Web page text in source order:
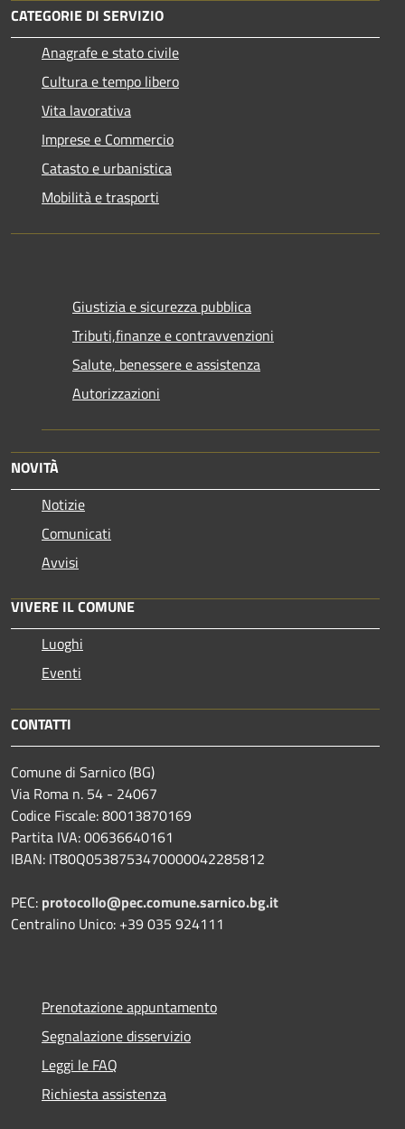
CATEGORIE DI SERVIZIO
Anagrafe e stato civile
Cultura e tempo libero
Vita lavorativa
Imprese e Commercio
Catasto e urbanistica
Mobilità e trasporti
Giustizia e sicurezza pubblica
Tributi,finanze e contravvenzioni
Salute, benessere e assistenza
Autorizzazioni
NOVITÀ
Notizie
Comunicati
Avvisi
VIVERE IL COMUNE
Luoghi
Eventi
CONTATTI
Comune di Sarnico (BG)
Via Roma n. 54 - 24067
Codice Fiscale: 80013870169
Partita IVA: 00636640161
IBAN: IT80Q0538753470000042285812
PEC: protocollo@pec.comune.sarnico.bg.it
Centralino Unico: +39 035 924111
Prenotazione appuntamento
Segnalazione disservizio
Leggi le FAQ
Richiesta assistenza